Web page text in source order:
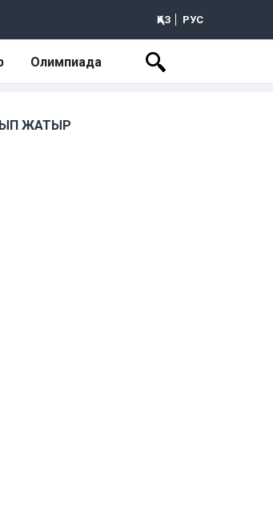
ҚАЗ РУС
Олимпиада
ЖАТЫР